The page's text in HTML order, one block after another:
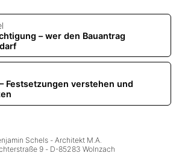
– wer den Bauantrag
Festsetzungen verstehen und
Schels - Architekt M.A.
9 - D-85283 Wolnzach